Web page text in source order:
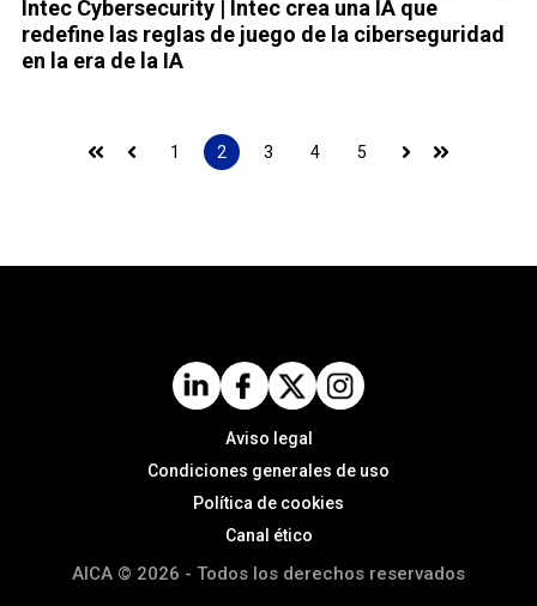
Intec Cybersecurity | Intec crea una IA que
redefine las reglas de juego de la ciberseguridad
en la era de la IA
PrimeraAnterior
1 2 3 4 5
Siguiente
Última
Aviso legal
Condiciones generales de uso
Política de cookies
Canal ético
AICA © 2026 - Todos los derechos reservados